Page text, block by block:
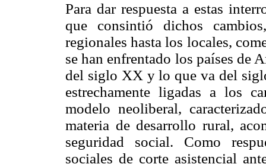
Para dar respuesta a estas
que consintió dichos
regionales hasta los locales,
se han enfrentado los países de
del siglo XX y lo que va del
estrechamente ligadas a los
modelo neoliberal,
materia de desarrollo rural,
seguridad social. Como
sociales de corte asistencial